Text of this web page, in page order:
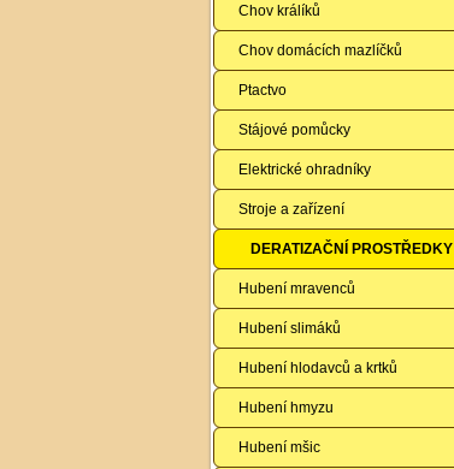
Chov králíků
Chov domácích mazlíčků
Ptactvo
Stájové pomůcky
Elektrické ohradníky
Stroje a zařízení
DERATIZAČNÍ PROSTŘEDKY
Hubení mravenců
Hubení slimáků
Hubení hlodavců a krtků
Hubení hmyzu
Hubení mšic